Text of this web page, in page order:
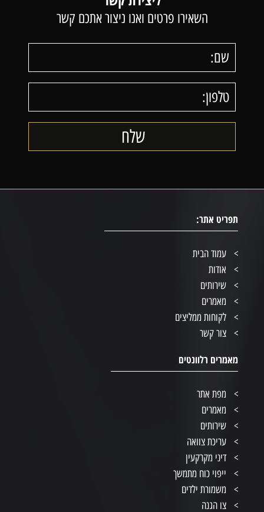
השאירו פרטים ואנו ניצור אתכם קשר
תפריט אתר:
עמוד הבית
אודות
שירותים
מאמרים
לקוחות ממליצים
צור קשר
מאמרים רלוונטים
מפת אתר
מאמרים
שירותים
עריכת צוואה
דיני מקרקעין
ייפוי כוח מתמשך
משמורת ילדים
צו הגנה